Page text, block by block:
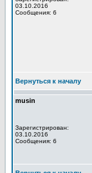
03.10.2016
Сообщения: 6
Вернуться к началу
musin
Зарегистрирован:
03.10.2016
Сообщения: 6